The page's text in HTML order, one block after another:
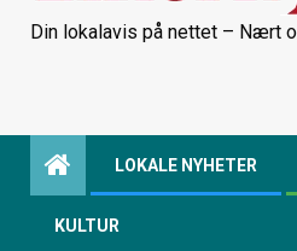
Din lokalavis på nettet – Nært
LOKALE NYHETER
KULTUR